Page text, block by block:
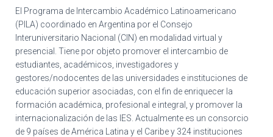
El Programa de Intercambio Académico Latinoamericano
(PILA) coordinado en Argentina por el Consejo
Interuniversitario Nacional (CIN) en modalidad virtual y
presencial. Tiene por objeto promover el intercambio de
estudiantes, académicos, investigadores y
gestores/nodocentes de las universidades e instituciones de
educación superior asociadas, con el fin de enriquecer la
formación académica, profesional e integral, y promover la
internacionalización de las IES. Actualmente es un consorcio
de 9 países de América Latina y el Caribe y 324 instituciones